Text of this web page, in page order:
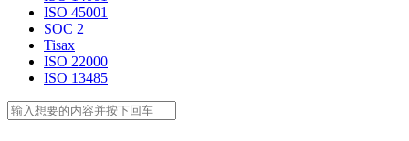
ISO 45001
SOC 2
Tisax
ISO 22000
ISO 13485